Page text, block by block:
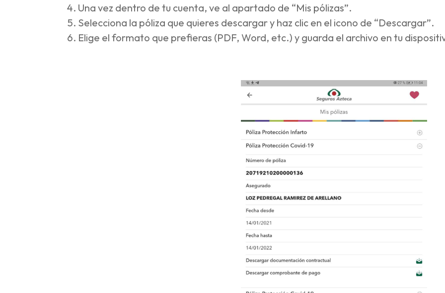
Una vez dentro de tu cuenta, ve al apartado de “Mis pólizas”.
Selecciona la póliza que quieres descargar y haz clic en el icono de “Descargar”.
Elige el formato que prefieras (PDF, Word, etc.) y guarda el archivo en tu